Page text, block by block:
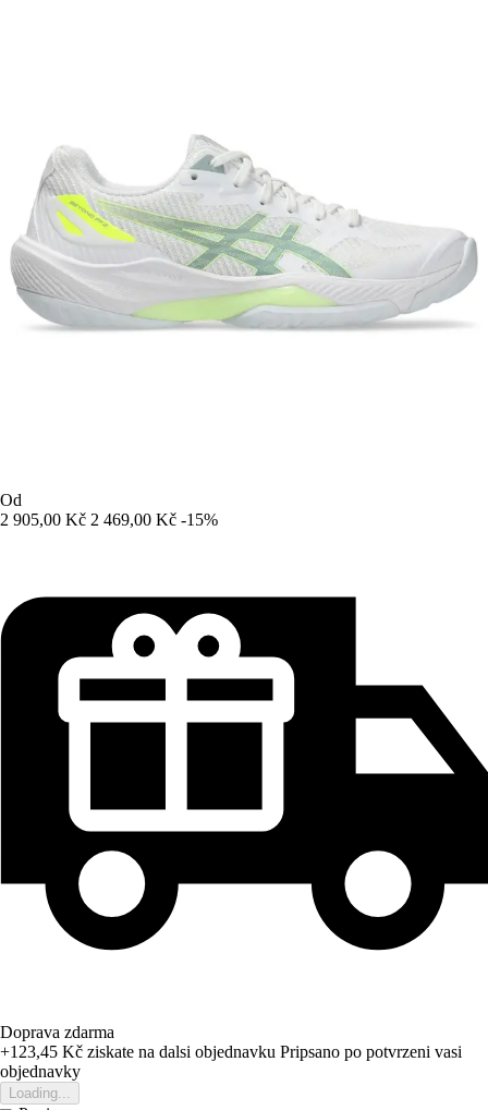
Od
2 905,00 Kč 2 469,00 Kč -15%
Doprava zdarma
+123,45 Kč ziskate na dalsi objednavku Pripsano po potvrzeni vasi
objednavky
Loading...